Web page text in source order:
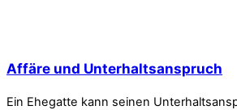
Affäre und Unterhaltsanspruch
Ein Ehegatte kann seinen